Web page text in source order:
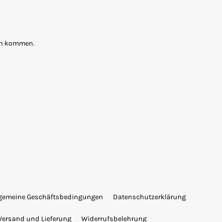
kommen.
Geschäftsbedingungen Datenschutzerklärung
und Lieferung Widerrufsbelehrung